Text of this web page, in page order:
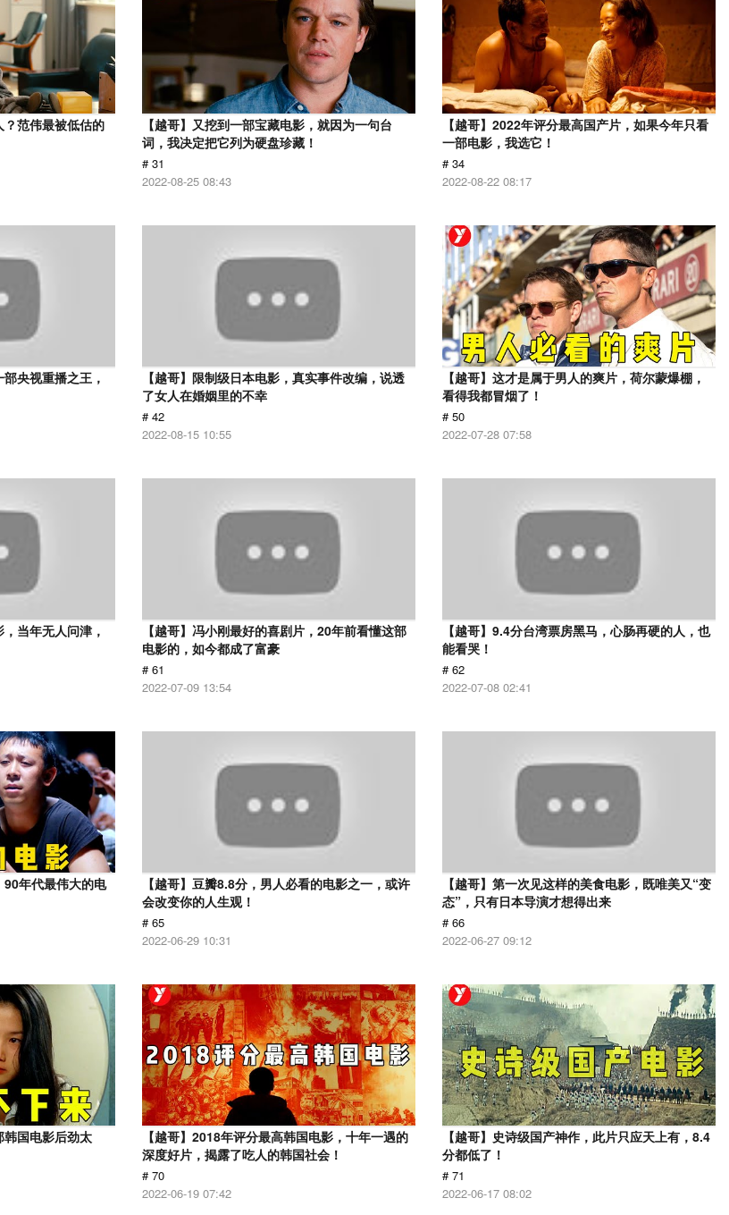
？范伟最被低估的
【越哥】又挖到一部宝藏电影，就因为一句台
词，我决定把它列为硬盘珍藏！
# 31
2022-08-25 08:43
【越哥】2022年评分最高国产片，如果今年只看
一部电影，我选它！
# 34
2022-08-22 08:17
央视重播之王，
【越哥】限制级日本电影，真实事件改编，说透
了女人在婚姻里的不幸
# 42
2022-08-15 10:55
【越哥】这才是属于男人的爽片，荷尔蒙爆棚，
看得我都冒烟了！
# 50
2022-07-28 07:58
当年无人问津，
【越哥】冯小刚最好的喜剧片，20年前看懂这部
电影的，如今都成了富豪
# 61
2022-07-09 13:54
【越哥】9.4分台湾票房黑马，心肠再硬的人，也
能看哭！
# 62
2022-07-08 02:41
90年代最伟大的电
【越哥】豆瓣8.8分，男人必看的电影之一，或许
会改变你的人生观！
# 65
2022-06-29 10:31
【越哥】第一次见这样的美食电影，既唯美又“变
态”，只有日本导演才想得出来
# 66
2022-06-27 09:12
韩国电影后劲太
【越哥】2018年评分最高韩国电影，十年一遇的
深度好片，揭露了吃人的韩国社会！
# 70
2022-06-19 07:42
【越哥】史诗级国产神作，此片只应天上有，8.4
分都低了！
# 71
2022-06-17 08:02